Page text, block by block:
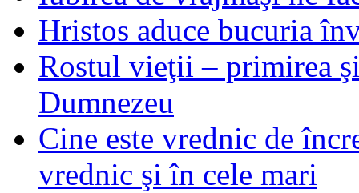
Hristos aduce bucuria
Rostul vieţii – primirea
Dumnezeu
Cine este vrednic de
vrednic şi în cele mari